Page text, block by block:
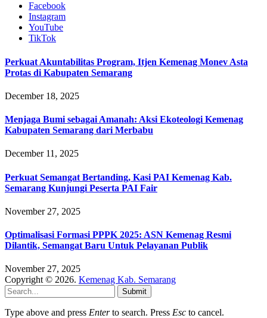
Facebook
Instagram
YouTube
TikTok
Perkuat Akuntabilitas Program, Itjen Kemenag Monev Asta
Protas di Kabupaten Semarang
December 18, 2025
Menjaga Bumi sebagai Amanah: Aksi Ekoteologi Kemenag
Kabupaten Semarang dari Merbabu
December 11, 2025
Perkuat Semangat Bertanding, Kasi PAI Kemenag Kab.
Semarang Kunjungi Peserta PAI Fair
November 27, 2025
Optimalisasi Formasi PPPK 2025: ASN Kemenag Resmi
Dilantik, Semangat Baru Untuk Pelayanan Publik
November 27, 2025
Copyright © 2026. Kemenag Kab. Semarang
Submit
Type above and press Enterto search. Press Esc to cancel.